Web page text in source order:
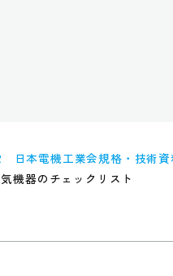
日本電機工業会規格・技術資
機器のチェックリスト